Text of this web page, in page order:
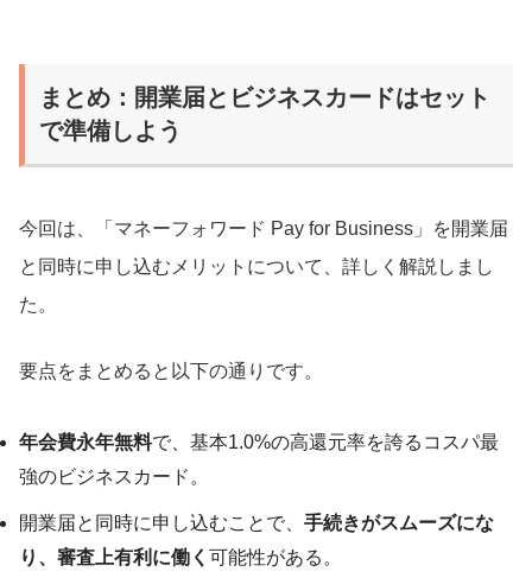
まとめ：開業届とビジネスカードはセット
で準備しよう
今回は、「マネーフォワード Pay for Business」を開業届
と同時に申し込むメリットについて、詳しく解説しまし
た。
要点をまとめると以下の通りです。
年会費永年無料で、基本1.0%の高還元率を誇るコスパ最
強のビジネスカード。
開業届と同時に申し込むことで、 手続きがスムーズにな
り、審査上有利に働く 可能性がある。